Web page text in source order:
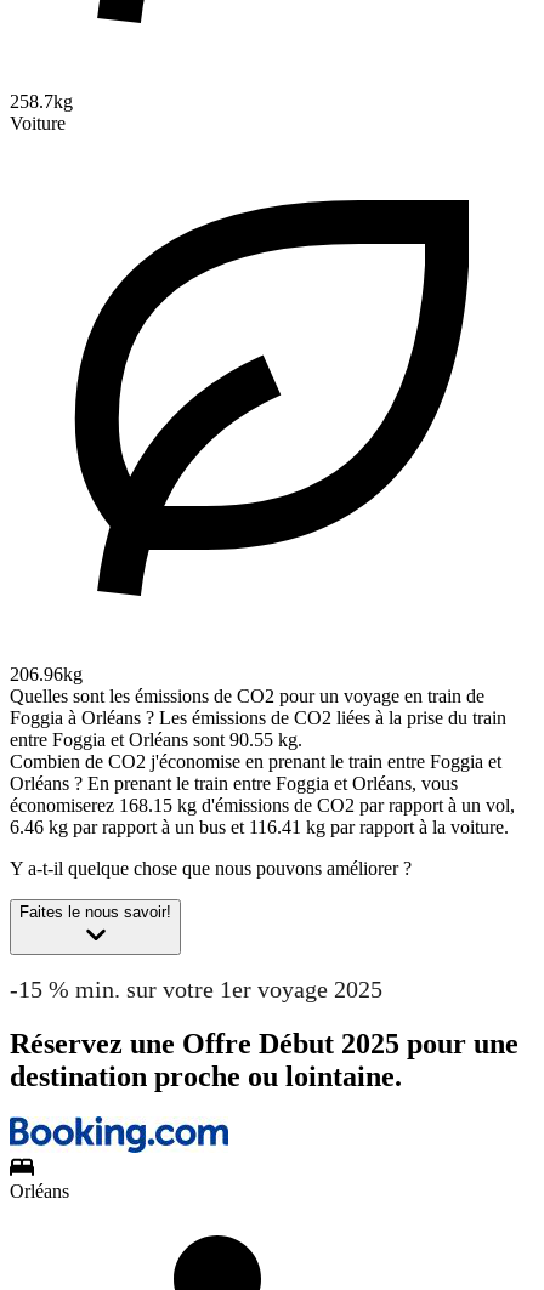
258.7kg
Voiture
206.96kg
Quelles sont les émissions de CO2 pour un voyage en train de
Foggia à Orléans ? Les émissions de CO2 liées à la prise du train
entre Foggia et Orléans sont 90.55 kg.
Combien de CO2 j'économise en prenant le train entre Foggia et
Orléans ? En prenant le train entre Foggia et Orléans, vous
économiserez 168.15 kg d'émissions de CO2 par rapport à un vol,
6.46 kg par rapport à un bus et 116.41 kg par rapport à la voiture.
Y a-t-il quelque chose que nous pouvons améliorer ?
Faites le nous savoir!
-15 % min. sur votre 1er voyage 2025
Réservez une Offre Début 2025 pour une
destination proche ou lointaine.
Orléans